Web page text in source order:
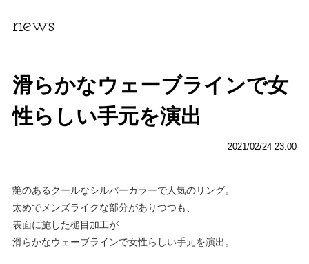
news
滑らかなウェーブラインで女
性らしい手元を演出
2021/02/24 23:00
艶のあるクールなシルバーカラーで人気のリング。
太めでメンズライクな部分がありつつも、
表面に施した槌目加工が
滑らかなウェーブラインで女性らしい手元を演出。